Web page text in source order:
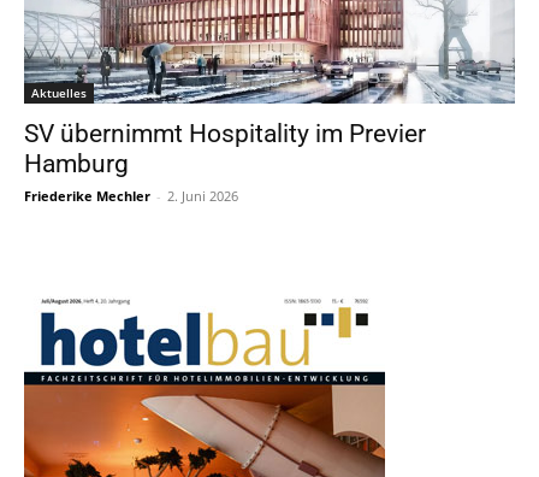
Aktuelles
SV übernimmt Hospitality im Previer
Hamburg
Friederike Mechler - 2. Juni 2026